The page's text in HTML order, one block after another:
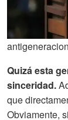
Quizá esta
sinceridad.
que
Obviamente,